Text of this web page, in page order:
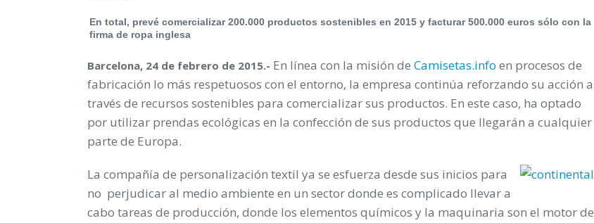
En total, prevé comercializar 200.000 productos sostenibles en 2015 y facturar 500.000 euros sólo con la
firma de ropa inglesa
Barcelona, 24 de febrero de 2015.- En línea con la misión de Camisetas.info en procesos de
fabricación lo más respetuosos con el entorno, la empresa continúa reforzando su acción a
través de recursos sostenibles para comercializar sus productos. En este caso, ha optado
por utilizar prendas ecológicas en la confección de sus productos que llegarán a cualquier
parte de Europa.
La compañía de personalización textil ya se esfuerza desde sus inicios para
no perjudicar al medio ambiente en un sector donde es complicado llevar a
cabo tareas de producción, donde los elementos químicos y la maquinaria son el motor de